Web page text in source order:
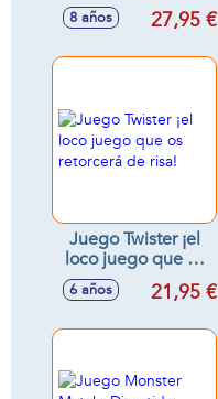
8 años 27,95 €
Juego Twister ¡el
loco juego que os
retorcerá de risa!
6 años 21,95 €